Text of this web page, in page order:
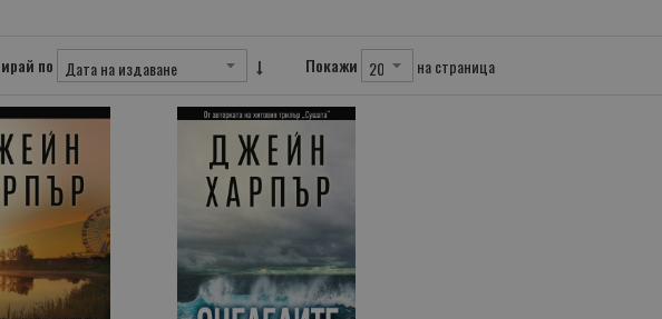
по Покажи на страница